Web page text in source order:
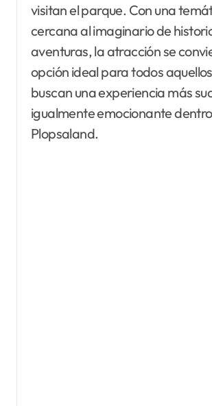
visitan el parque. Con una
cercana al imaginario de
aventuras, la atracción se
opción ideal para todos
buscan una experiencia más
igualmente emocionante
Plopsaland.